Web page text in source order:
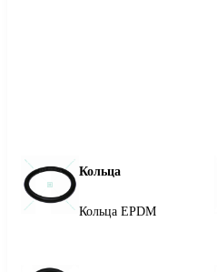
Кольца
Кольца EPDM